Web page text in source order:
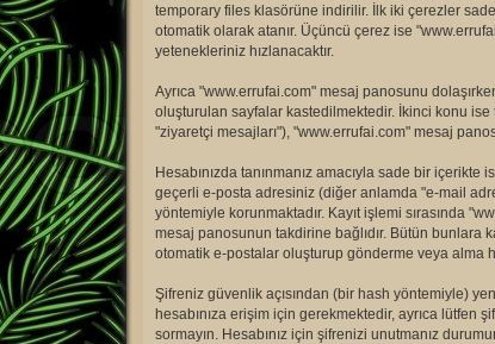
temporary files klasörüne indirilir. İlk iki çerezler
otomatik olarak atanır. Üçüncü çerez ise
yetenekleriniz hızlanacaktır.
Ayrıca "www.errufai.com" mesaj panosunu
oluşturulan sayfalar kastedilmektedir. İkinci konu ise
"ziyaretçi mesajları"), "www.errufai.com" mesaj
Hesabınızda tanınmanız amacıyla sade bir
geçerli e-posta adresiniz (diğer anlamda "e-mail
yöntemiyle korunmaktadır. Kayıt işlemi sırasında
mesaj panosunun takdirine bağlıdır. Bütün bunlara
otomatik e-postalar oluşturup gönderme veya alma
Şifreniz güvenlik açısından (bir hash yöntemiyle)
hesabınıza erişim için gerekmektedir, ayrıca lütfen
sormayın. Hesabınız için şifrenizi unutmanız